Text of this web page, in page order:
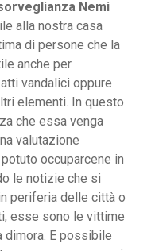
Nemi
alla nostra casa
di persone che la
anche per
vandalici oppure
elementi. In questo
che essa venga
valutazione
occuparcene in
le notizie che si
periferia delle città o
esse sono le vittime
E possibile